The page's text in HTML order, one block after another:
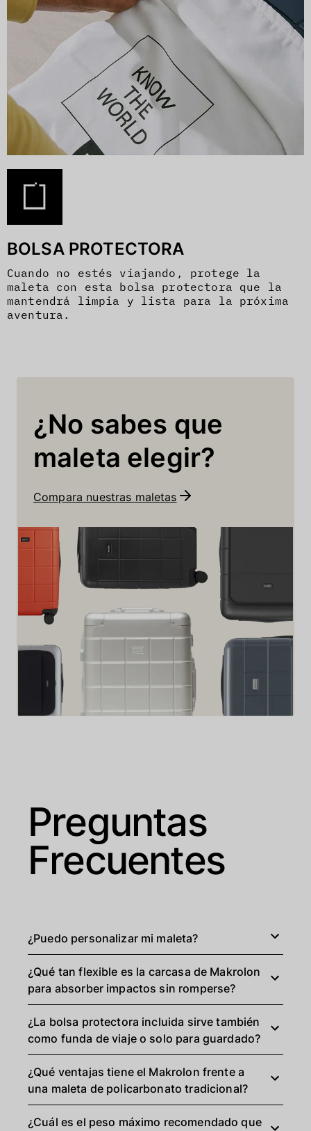
BOLSA PROTECTORA
Cuando no estés viajando, protege la
maleta con esta bolsa protectora que la
mantendrá limpia y lista para la próxima
aventura.
¿No sabes que
maleta elegir?
Compara nuestras maletas
Preguntas
Frecuentes
¿Puedo personalizar mi maleta?
¿Qué tan flexible es la carcasa de Makrolon
para absorber impactos sin romperse?
¿La bolsa protectora incluida sirve también
como funda de viaje o solo para guardado?
¿Qué ventajas tiene el Makrolon frente a
una maleta de policarbonato tradicional?
¿Cuál es el peso máximo recomendado que